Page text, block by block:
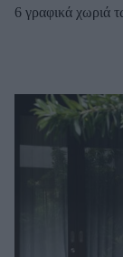
6 γραφικά χωριά